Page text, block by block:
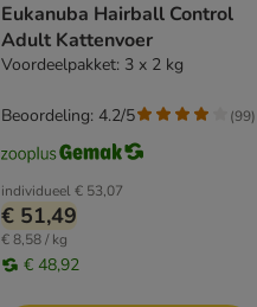
Eukanuba Hairball Control
Adult Kattenvoer
Voordeelpakket: 3 x 2 kg
individueel€ 53,07
€ 51,49
€ 8,58 / kg
€ 48,92
Beoordeling: 4.2/5 (99)